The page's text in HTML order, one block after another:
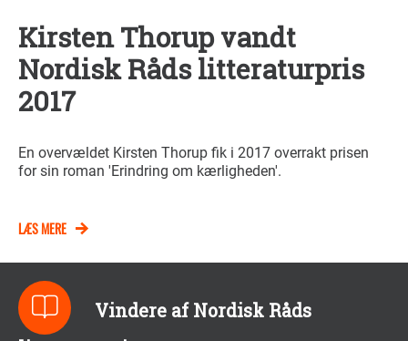
Kirsten Thorup vandt
Nordisk Råds litteraturpris
2017
En overvældet Kirsten Thorup fik i 2017 overrakt prisen
for sin roman 'Erindring om kærligheden'.
LÆS MERE
Vindere af Nordisk Råds